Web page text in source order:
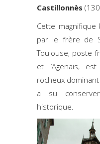
Castillonnès
Cette
par le frère de
Toulouse, poste
et l’Agenais,
rocheux
a su
historique.